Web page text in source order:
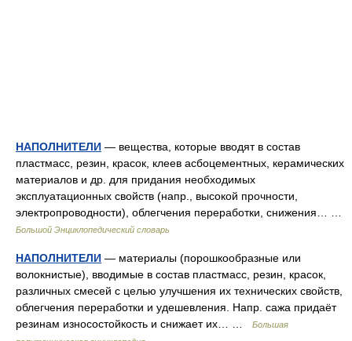
НАПОЛНИТЕЛИ — вещества, которые вводят в состав
пластмасс, резин, красок, клеев асбоцементных, керамических
материалов и др. для придания необходимых
эксплуатационных свойств (напр., высокой прочности,
электропроводности), облегчения переработки, снижения… …
Большой Энциклопедический словарь
НАПОЛНИТЕЛИ — материалы (порошкообразные или
волокнистые), вводимые в состав пластмасс, резин, красок,
различных смесей с целью улучшения их технических свойств,
облегчения переработки и удешевления. Напр. сажа придаёт
резинам износостойкость и снижает их… …
Большая